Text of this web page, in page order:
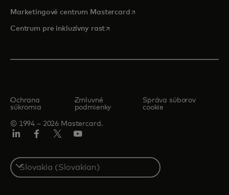
Marketingové centrum Mastercardopens in a new tab
Centrum pre inkluzívny rastopens in a new tab
© 1994 – 2026 Mastercard.
Ochrana
súkromia
Zmluvné
podmienky
Správa súborov
cookie
Select
a
country